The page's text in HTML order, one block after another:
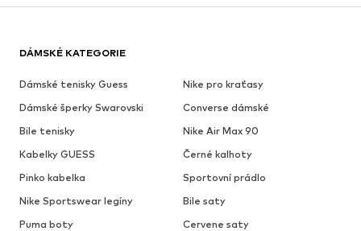
DÁMSKÉ KATEGORIE
Dámské tenisky Guess
Nike pro kraťasy
Dámské šperky Swarovski
Converse dámské
Bile tenisky
Nike Air Max 90
Kabelky GUESS
Černé kalhoty
Pinko kabelka
Sportovní prádlo
Nike Sportswear legíny
Bile saty
Puma boty
Cervene saty